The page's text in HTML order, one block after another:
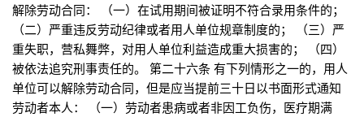
解除劳动合同： （一）在试用期间被证明不符合录用条件的；
（二）严重违反劳动纪律或者用人单位规章制度的； （三）严
重失职，营私舞弊，对用人单位利益造成重大损害的； （四）
被依法追究刑事责任的。 第二十六条 有下列情形之一的，用人
单位可以解除劳动合同，但是应当提前三十日以书面形式通知
劳动者本人： （一）劳动者患病或者非因工负伤，医疗期满